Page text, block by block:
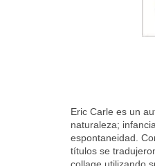
Eric Carle es un
naturaleza;
espontaneidad.
títulos se
collage utilizando